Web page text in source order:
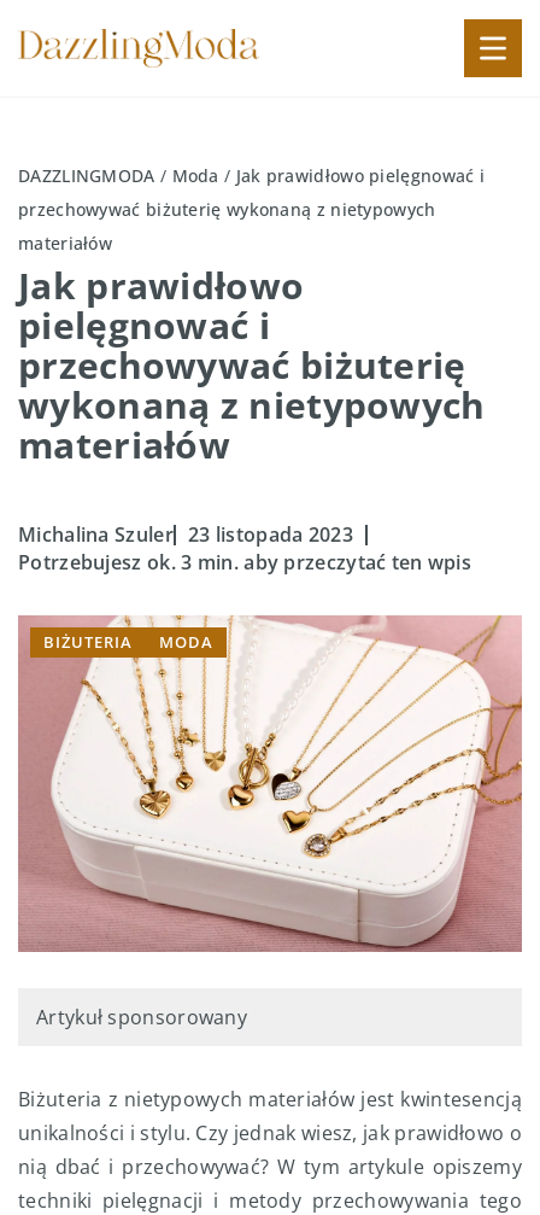
DAZZLINGMODA / Moda / Jak prawidłowo pielęgnować i
przechowywać biżuterię wykonaną z nietypowych
materiałów
Jak prawidłowo
pielęgnować i
przechowywać biżuterię
wykonaną z nietypowych
materiałów
Michalina Szuler 23 listopada 2023
Potrzebujesz ok. 3 min. aby przeczytać ten wpis
BIŻUTERIA MODA
Artykuł sponsorowany
Biżuteria z nietypowych materiałów jest kwintesencją
unikalności i stylu. Czy jednak wiesz, jak prawidłowo o
nią dbać i przechowywać? W tym artykule opiszemy
techniki pielęgnacji i metody przechowywania tego